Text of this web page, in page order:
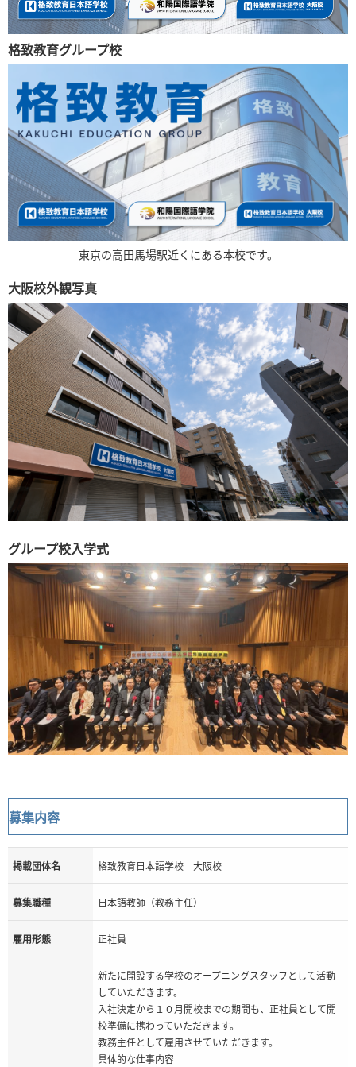
格致教育グループ校
東京の高田馬場駅近くにある本校です。
大阪校外観写真
グループ校入学式
募集内容
掲載団体名 格致教育日本語学校 大阪校
募集職種 日本語教師（教務主任）
雇用形態 正社員
新たに開設する学校のオープニングスタッフとして活動
していただきます。
入社決定から１０月開校までの期間も、正社員として開
校準備に携わっていただきます。
教務主任として雇用させていただきます。
具体的な仕事内容